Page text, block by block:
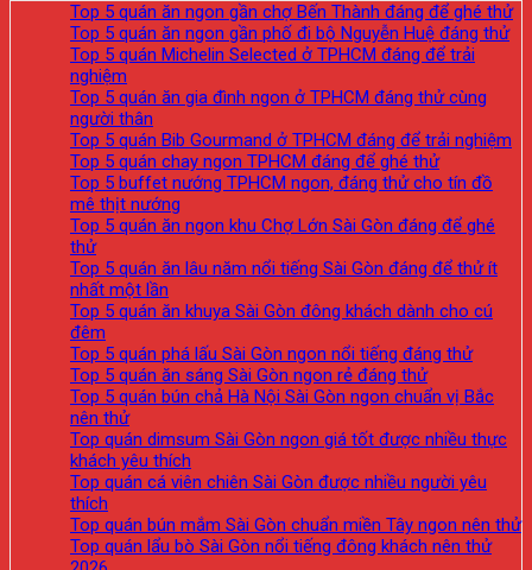
Top 5 quán ăn ngon gần chợ Bến Thành đáng để ghé thử
Top 5 quán ăn ngon gần phố đi bộ Nguyễn Huệ đáng thử
Top 5 quán Michelin Selected ở TPHCM đáng để trải
nghiệm
Top 5 quán ăn gia đình ngon ở TPHCM đáng thử cùng
người thân
Top 5 quán Bib Gourmand ở TPHCM đáng để trải nghiệm
Top 5 quán chay ngon TPHCM đáng để ghé thử
Top 5 buffet nướng TPHCM ngon, đáng thử cho tín đồ
mê thịt nướng
Top 5 quán ăn ngon khu Chợ Lớn Sài Gòn đáng để ghé
thử
Top 5 quán ăn lâu năm nổi tiếng Sài Gòn đáng để thử ít
nhất một lần
Top 5 quán ăn khuya Sài Gòn đông khách dành cho cú
đêm
Top 5 quán phá lấu Sài Gòn ngon nổi tiếng đáng thử
Top 5 quán ăn sáng Sài Gòn ngon rẻ đáng thử
Top 5 quán bún chả Hà Nội Sài Gòn ngon chuẩn vị Bắc
nên thử
Top quán dimsum Sài Gòn ngon giá tốt được nhiều thực
khách yêu thích
Top quán cá viên chiên Sài Gòn được nhiều người yêu
thích
Top quán bún mắm Sài Gòn chuẩn miền Tây ngon nên thử
Top quán lẩu bò Sài Gòn nổi tiếng đông khách nên thử